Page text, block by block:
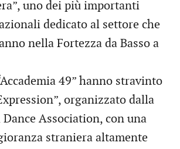
uno dei più importanti
dedicato al settore che
nella Fortezza da Basso a
49” hanno stravinto
organizzato dalla
Association, con una
straniera altamente